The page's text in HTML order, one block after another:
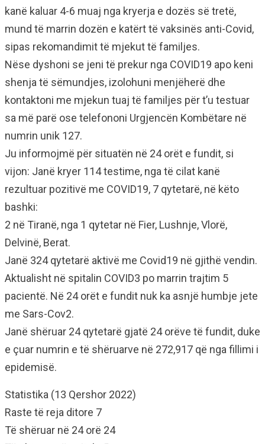
kanë kaluar 4-6 muaj nga kryerja e dozës së tretë,
mund të marrin dozën e katërt të vaksinës anti-Covid,
sipas rekomandimit të mjekut të familjes.
Nëse dyshoni se jeni të prekur nga COVID19 apo keni
shenja të sëmundjes, izolohuni menjëherë dhe
kontaktoni me mjekun tuaj të familjes për t’u testuar
sa më parë ose telefononi Urgjencën Kombëtare në
numrin unik 127.
Ju informojmë për situatën në 24 orët e fundit, si
vijon: Janë kryer 114 testime, nga të cilat kanë
rezultuar pozitivë me COVID19, 7 qytetarë, në këto
bashki:
2 në Tiranë, nga 1 qytetar në Fier, Lushnje, Vlorë,
Delvinë, Berat.
Janë 324 qytetarë aktivë me Covid19 në gjithë vendin.
Aktualisht në spitalin COVID3 po marrin trajtim 5
pacientë. Në 24 orët e fundit nuk ka asnjë humbje jete
me Sars-Cov2.
Janë shëruar 24 qytetarë gjatë 24 orëve të fundit, duke
e çuar numrin e të shëruarve në 272,917 që nga fillimi i
epidemisë.
Statistika (13 Qershor 2022)
Raste të reja ditore 7
Të shëruar në 24 orë 24